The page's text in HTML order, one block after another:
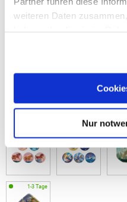
weiteren Daten
Nur